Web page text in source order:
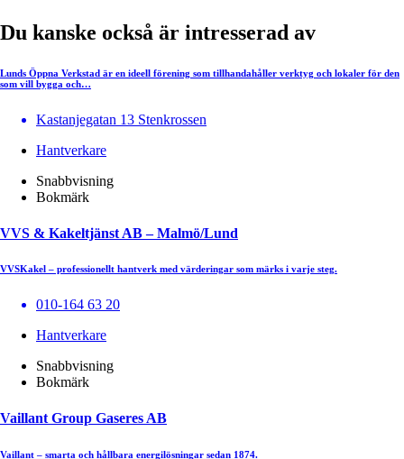
Du kanske också är intresserad av
Lunds Öppna Verkstad är en ideell förening som tillhandahåller verktyg och lokaler för den
som vill bygga och…
Kastanjegatan 13 Stenkrossen
Hantverkare
Snabbvisning
Bokmärk
VVS & Kakeltjänst AB – Malmö/Lund
VVSKakel – professionellt hantverk med värderingar som märks i varje steg.
010-164 63 20
Hantverkare
Snabbvisning
Bokmärk
Vaillant Group Gaseres AB
Vaillant – smarta och hållbara energilösningar sedan 1874.